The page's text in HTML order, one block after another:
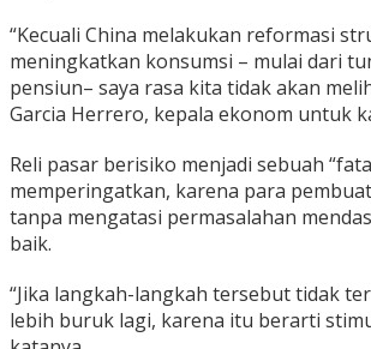
“Kecuali China melakukan reformasi
meningkatkan konsumsi – mulai dari
pensiun– saya rasa kita tidak akan
Garcia Herrero, kepala ekonom untuk
Reli pasar berisiko menjadi sebuah
memperingatkan, karena para
tanpa mengatasi permasalahan
baik.
“Jika langkah-langkah tersebut tidak
lebih buruk lagi, karena itu berarti